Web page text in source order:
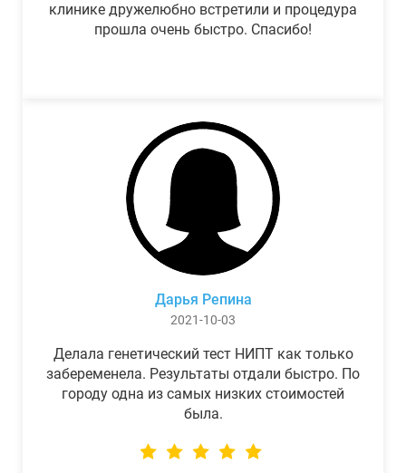
клинике дружелюбно встретили и процедура
прошла очень быстро. Спасибо!
Дарья Репина
2021-10-03
Делала генетический тест НИПТ как только
забеременела. Результаты отдали быстро. По
городу одна из самых низких стоимостей
была.